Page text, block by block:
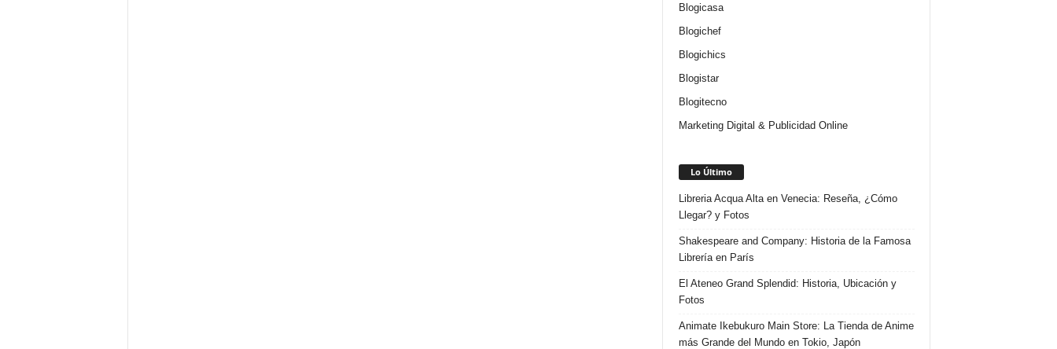
Blogicasa
Blogichef
Blogichics
Blogistar
Blogitecno
Marketing Digital & Publicidad Online
Lo Último
Libreria Acqua Alta en Venecia: Reseña, ¿Cómo
Llegar? y Fotos
Shakespeare and Company: Historia de la Famosa
Librería en París
El Ateneo Grand Splendid: Historia, Ubicación y
Fotos
Animate Ikebukuro Main Store: La Tienda de Anime
más Grande del Mundo en Tokio, Japón